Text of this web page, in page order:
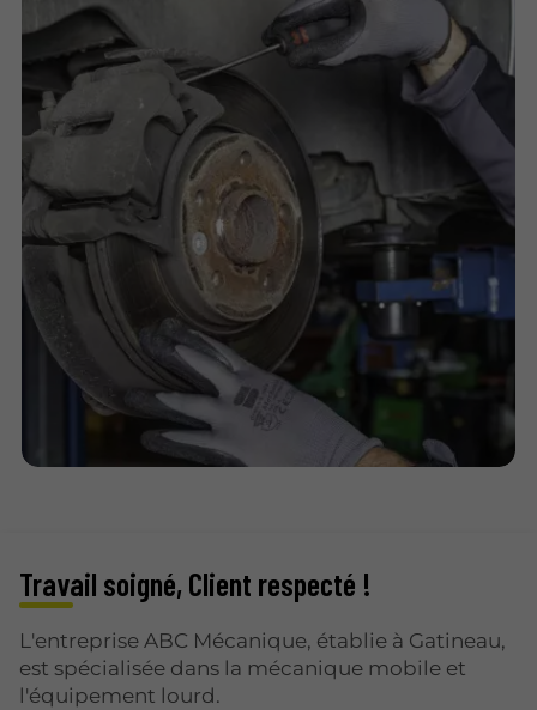
Travail soigné, Client respecté !
L'entreprise ABC Mécanique, établie à Gatineau,
est spécialisée dans la mécanique mobile et
l'équipement lourd.